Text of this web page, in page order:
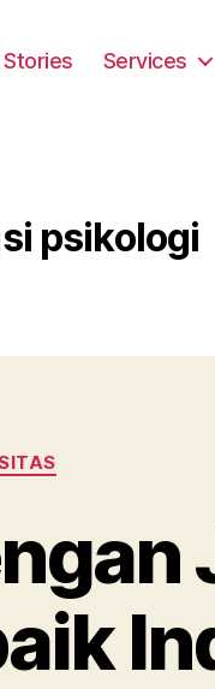
Stories Services
psikologi